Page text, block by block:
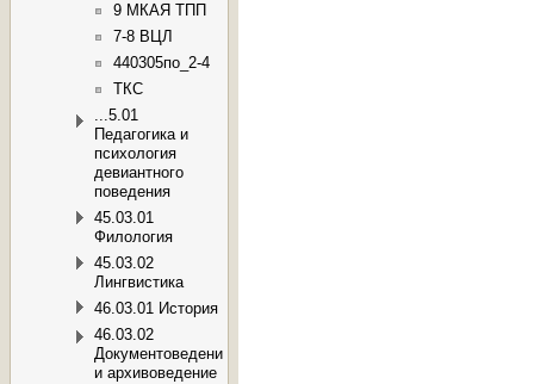
9 МКАЯ ТПП
7-8 ВЦЛ
440305по_2-4
ТКС
...5.01
Педагогика и
психология
девиантного
поведения
45.03.01
Филология
45.03.02
Лингвистика
46.03.01 История
46.03.02
Документоведение
и архивоведение